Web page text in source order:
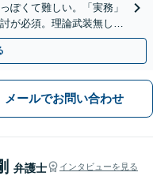
ぽくて難しい。「実務」
が必須。理論武装無しで
メールでお問い合わせ
弁護士 インタビューを見る